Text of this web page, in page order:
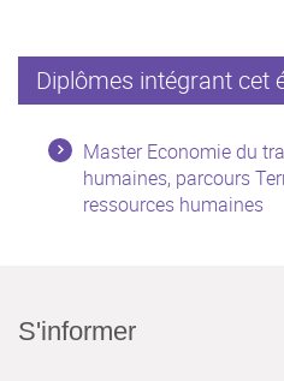
Diplômes intégrant cet
Master Economie du
humaines, parcours
ressources humaines
S'informer